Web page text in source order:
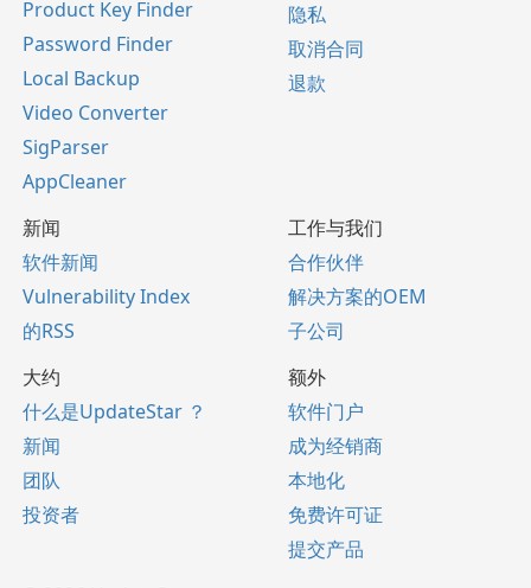
Product Key Finder
Password Finder
Local Backup
Video Converter
SigParser
AppCleaner
隐私
取消合同
退款
新闻
软件新闻
Vulnerability Index
的RSS
工作与我们
合作伙伴
解决方案的OEM
子公司
大约
什么是UpdateStar ？
新闻
团队
投资者
额外
软件门户
成为经销商
本地化
免费许可证
提交产品